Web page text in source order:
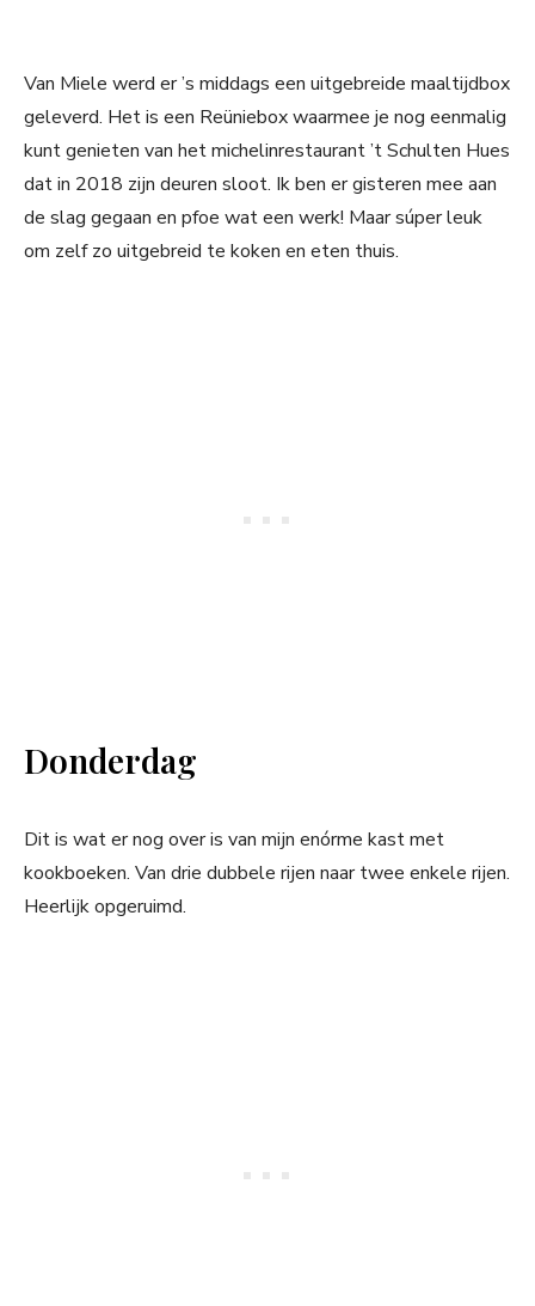
Van Miele werd er ’s middags een uitgebreide maaltijdbox
geleverd. Het is een Reüniebox waarmee je nog eenmalig
kunt genieten van het michelinrestaurant ’t Schulten Hues
dat in 2018 zijn deuren sloot. Ik ben er gisteren mee aan
de slag gegaan en pfoe wat een werk! Maar súper leuk
om zelf zo uitgebreid te koken en eten thuis.
Donderdag
Dit is wat er nog over is van mijn enórme kast met
kookboeken. Van drie dubbele rijen naar twee enkele rijen.
Heerlijk opgeruimd.